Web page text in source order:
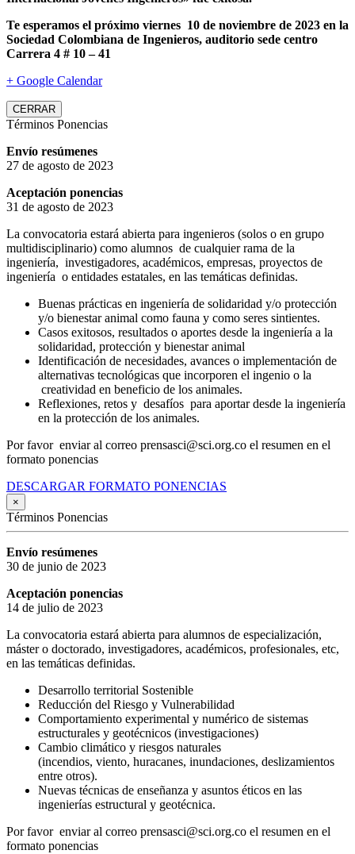
Te esperamos el próximo viernes 10 de noviembre de 2023 en la
Sociedad Colombiana de Ingenieros, auditorio sede centro
Carrera 4 # 10 – 41
+ Google Calendar
CERRAR
Términos Ponencias
Envío resúmenes
27 de agosto de 2023
Aceptación ponencias
31 de agosto de 2023
La convocatoria estará abierta para ingenieros (solos o en grupo
multidisciplinario) como alumnos de cualquier rama de la
ingeniería, investigadores, académicos, empresas, proyectos de
ingeniería o entidades estatales, en las temáticas definidas.
Buenas prácticas en ingeniería de solidaridad y/o protección
y/o bienestar animal como fauna y como seres sintientes.
Casos exitosos, resultados o aportes desde la ingeniería a la
solidaridad, protección y bienestar animal
Identificación de necesidades, avances o implementación de
alternativas tecnológicas que incorporen el ingenio o la
creatividad en beneficio de los animales.
Reflexiones, retos y desafíos para aportar desde la ingeniería
en la protección de los animales.
Por favor enviar al correo prensasci@sci.org.co el resumen en el
formato ponencias
DESCARGAR FORMATO PONENCIAS
×
Términos Ponencias
Envío resúmenes
30 de junio de 2023
Aceptación ponencias
14 de julio de 2023
La convocatoria estará abierta para alumnos de especialización,
máster o doctorado, investigadores, académicos, profesionales, etc,
en las temáticas definidas.
Desarrollo territorial Sostenible
Reducción del Riesgo y Vulnerabilidad
Comportamiento experimental y numérico de sistemas
estructurales y geotécnicos (investigaciones)
Cambio climático y riesgos naturales
(incendios, viento, huracanes, inundaciones, deslizamientos
entre otros).
Nuevas técnicas de enseñanza y asuntos éticos en las
ingenierías estructural y geotécnica.
Por favor enviar al correo prensasci@sci.org.co el resumen en el
formato ponencias